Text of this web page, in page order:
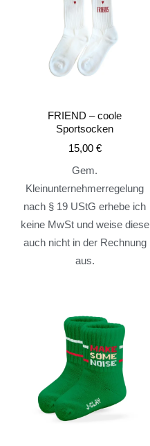
FRIEND – coole
Sportsocken
15,00 €
Gem.
Kleinunternehmerregelung
nach § 19 UStG erhebe ich
keine MwSt und weise diese
auch nicht in der Rechnung
aus.